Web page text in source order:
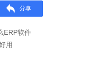
分享
ERP软件
用